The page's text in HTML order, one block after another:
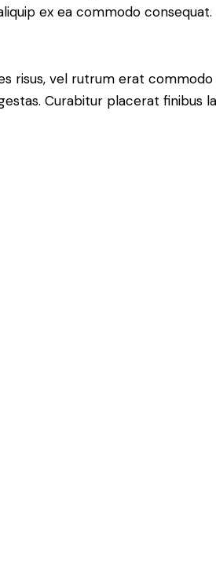
ex ea commodo
risus, vel rutrum erat
Curabitur placerat finibus